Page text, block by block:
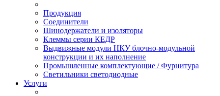
Продукция
Соединители
Шинодержатели и изоляторы
Клеммы серии КЕДР
Выдвижные модули НКУ блочно-модульной
конструкции и их наполнение
Промышленные комплектующие / Фурнитура
Светильники светодиодные
Услуги